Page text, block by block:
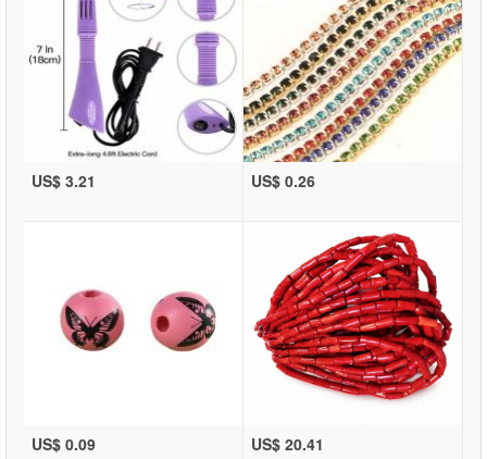
US$ 3.21 US$ 0.26
US$ 0.09 US$ 20.41